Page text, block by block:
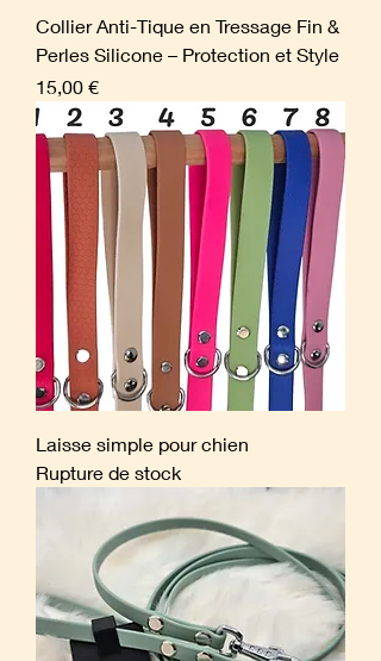
Collier Anti-Tique en Tressage Fin &
Perles Silicone – Protection et Style
Prix
15,00 €
Laisse simple pour chien
Rupture de stock